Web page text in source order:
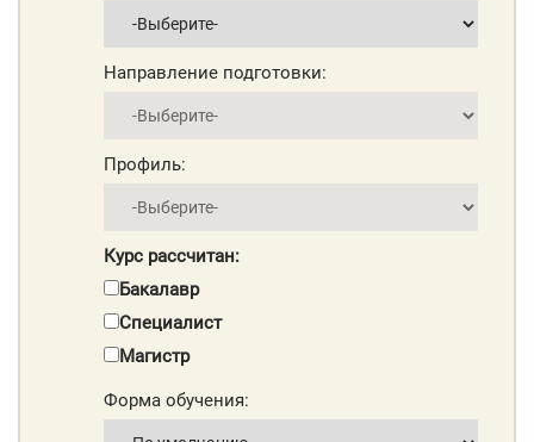
Направление подготовки:
Профиль:
Курс рассчитан:
Бакалавр
Специалист
Магистр
Форма обучения: